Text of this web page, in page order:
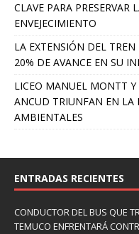
CLAVE PARA PRESERVAR
ENVEJECIMIENTO
LA EXTENSIÓN DEL
20% DE AVANCE EN SU
LICEO MANUEL MONTT
ANCUD TRIUNFAN EN LA
AMBIENTALES
ENTRADAS RECIENTES
CONDUCTOR DEL BUS QUE
TEMUCO ENFRENTARÁ